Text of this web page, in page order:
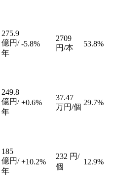
275.9
億円/
年
-5.8%
2709
円/本
53.8%
249.8
億円/
年
+0.6%
37.47
万円/個
29.7%
185
億円/
年
+10.2%
232 円/
個
12.9%